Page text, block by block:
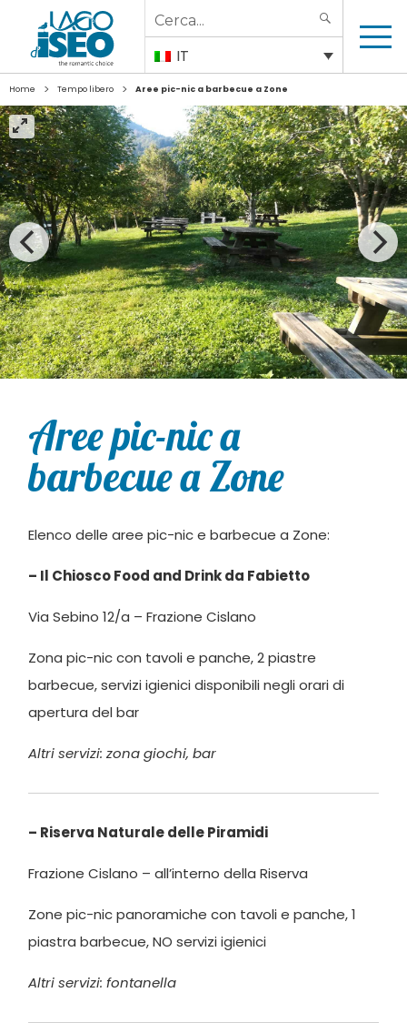
Search
for:
IT
Home > Tempo libero > Aree pic-nic a barbecue a Zone
Aree pic-nic a
barbecue a Zone
Elenco delle aree pic-nic e barbecue a Zone:
– Il Chiosco Food and Drink da Fabietto
Via Sebino 12/a – Frazione Cislano
Zona pic-nic con tavoli e panche, 2 piastre
barbecue, servizi igienici disponibili negli orari di
apertura del bar
Altri servizi: zona giochi, bar
– Riserva Naturale delle Piramidi
Frazione Cislano – all’interno della Riserva
Zone pic-nic panoramiche con tavoli e panche, 1
piastra barbecue, NO servizi igienici
Altri servizi: fontanella